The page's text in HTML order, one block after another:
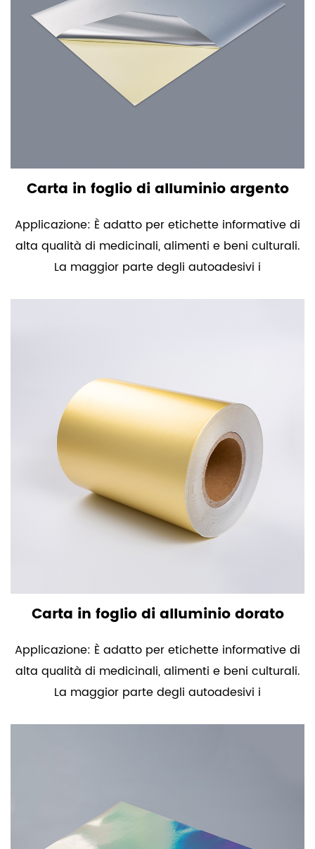
Carta in foglio di alluminio argento
Applicazione: È adatto per etichette informative di
alta qualità di medicinali, alimenti e beni culturali.
La maggior parte degli autoadesivi i
Carta in foglio di alluminio dorato
Applicazione: È adatto per etichette informative di
alta qualità di medicinali, alimenti e beni culturali.
La maggior parte degli autoadesivi i